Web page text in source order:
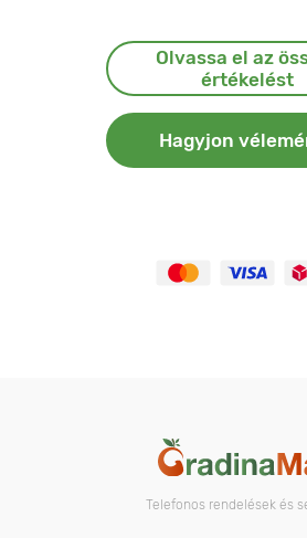
Olvassa el az
értékelést
Hagyjon
Telefonos rendelések és